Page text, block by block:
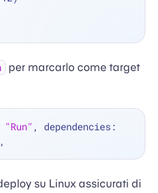
per marcarlo come target
"Run" , dependencies:
su Linux assicurati di